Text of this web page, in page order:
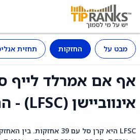
מבט על החזקות תחזית
אף אם אמרלד לייף
אינווביישן (LFSC) - החזקות